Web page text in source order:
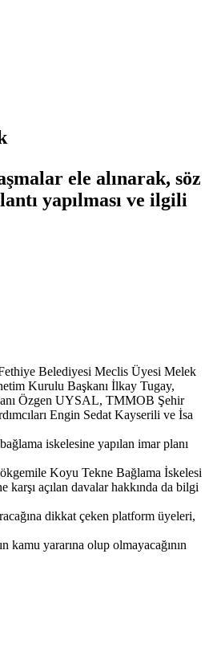
ele alınarak, söz
yapılması ve ilgili
Belediyesi Meclis Üyesi Melek
Kurulu Başkanı İlkay Tugay,
Özgen UYSAL, TMMOB Şehir
Engin Sedat Kayserili ve İsa
iskelesine yapılan imar planı
Koyu Tekne Bağlama İskelesi
karşı açılan davalar hakkında da bilgi
dikkat çeken platform üyeleri,
yararına olup olmayacağının